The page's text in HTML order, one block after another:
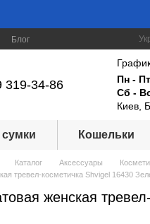
Блог
319-34-86
Пн - Пт
Сб -
Киев,
Кошельки
Каталог Аксессуары
тревел-косметичка Shvigel 16430
женская